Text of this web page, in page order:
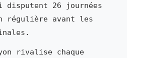
disputent 26 journées
régulière avant les
rivalise chaque